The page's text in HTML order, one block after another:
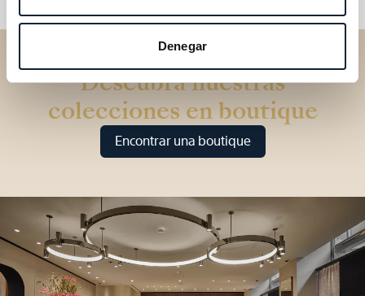
Denegar
Descubra nuestras
colecciones en boutique
Encontrar una boutique